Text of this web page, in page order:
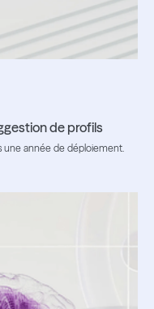
de profils
une année de déploiement.